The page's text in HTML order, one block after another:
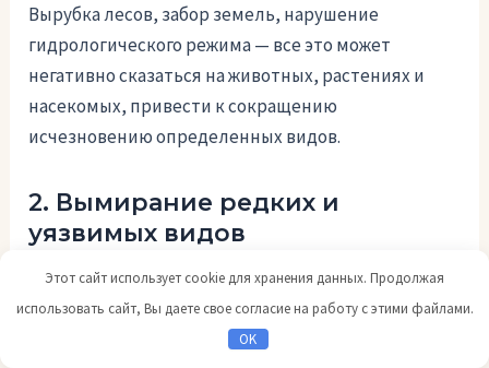
Вырубка лесов, забор земель, нарушение
гидрологического режима — все это может
негативно сказаться на животных, растениях и
насекомых, привести к сокращению
исчезновению определенных видов.
2. Вымирание редких и
уязвимых видов
Контролирующий орган ООПТ должен строго
Этот сайт использует cookie для хранения данных. Продолжая
использовать сайт, Вы даете свое согласие на работу с этими файлами.
OK